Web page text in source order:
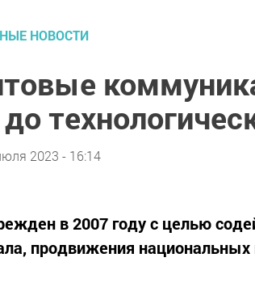
НОВОСТИ
2023 - 16:14
в 2007 году с целью
продвижения